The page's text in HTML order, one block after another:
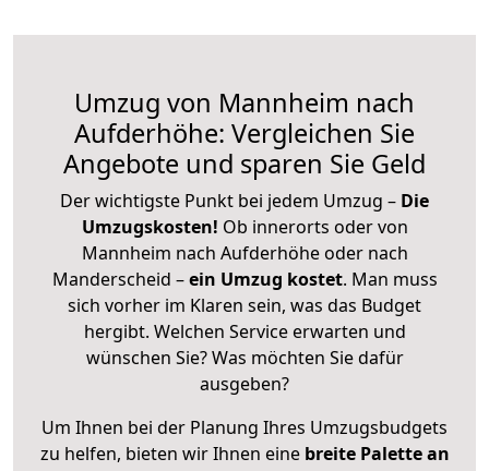
Umzug von Mannheim nach
Aufderhöhe: Vergleichen Sie
Angebote und sparen Sie Geld
Der wichtigste Punkt bei jedem Umzug – Die
Umzugskosten! Ob innerorts oder von
Mannheim nach Aufderhöhe oder nach
Manderscheid –ein Umzug kostet. Man muss
sich vorher im Klaren sein, was das Budget
hergibt. Welchen Service erwarten und
wünschen Sie? Was möchten Sie dafür
ausgeben?
Um Ihnen bei der Planung Ihres Umzugsbudgets
zu helfen, bieten wir Ihnen eine breite Palette an